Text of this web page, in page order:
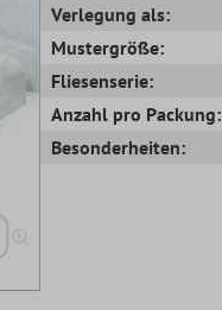
Verlegung als:
Mustergröße:
Fliesenserie:
Anzahl pro Packung:
Besonderheiten: